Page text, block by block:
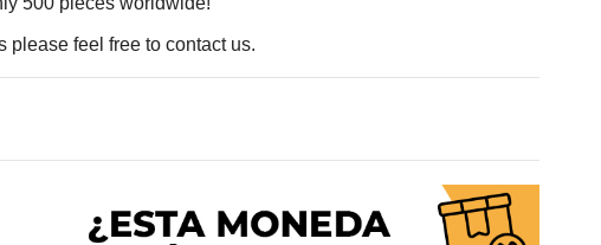
please feel free to contact us.